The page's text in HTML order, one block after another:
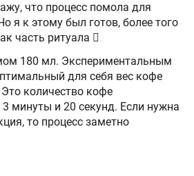
что процесс помола для
я к этому был готов, более того
часть ритуала 
180 мл. Экспериментальным
для себя вес кофе
количество кофе
минуты и 20 секунд. Если нужна
то процесс заметно